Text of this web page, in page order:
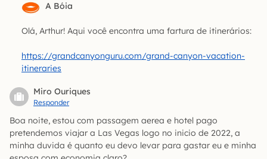
A Bóia
Olá, Arthur! Aqui você encontra uma fartura de itinerários:
https://grandcanyonguru.com/grand-canyon-vacation-
itineraries
Miro Ouriques
Responder
Boa noite, estou com passagem aerea e hotel pago
pretendemos viajar a Las Vegas logo no inicio de 2022, a
minha duvida é quanto eu devo levar para gastar eu e minha